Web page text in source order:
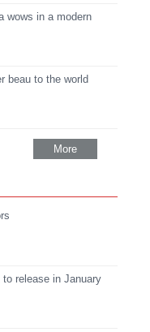
wows in a modern
beau to the world
More
to release in January